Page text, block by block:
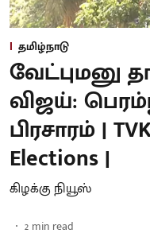
தமிழ்நாடு
வேட்புமனு
விஜய்:
பிரசாரம் |
Elections |
கிழக்கு நியூஸ்
2 min read